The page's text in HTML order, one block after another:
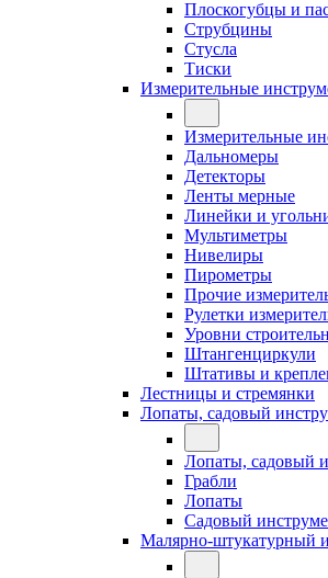
Плоскогубцы и
Струбцины
Стусла
Тиски
Измерительные
Измерительные
Дальномеры
Детекторы
Ленты мерные
Линейки и
Мультиметры
Нивелиры
Пирометры
Прочие
Рулетки
Уровни
Штангенциркули
Штативы и
Лестницы и стремянки
Лопаты, садовый
Лопаты, садовый
Грабли
Лопаты
Садовый
Малярно-штукатурный